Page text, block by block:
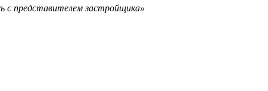
с представителем застройщика»